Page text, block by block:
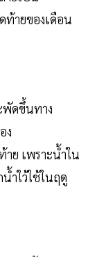
ายของเดือน
พัดขึ้นทาง
ง
าย เพราะน้ำใน
ำใว้ใช้ในฤดู